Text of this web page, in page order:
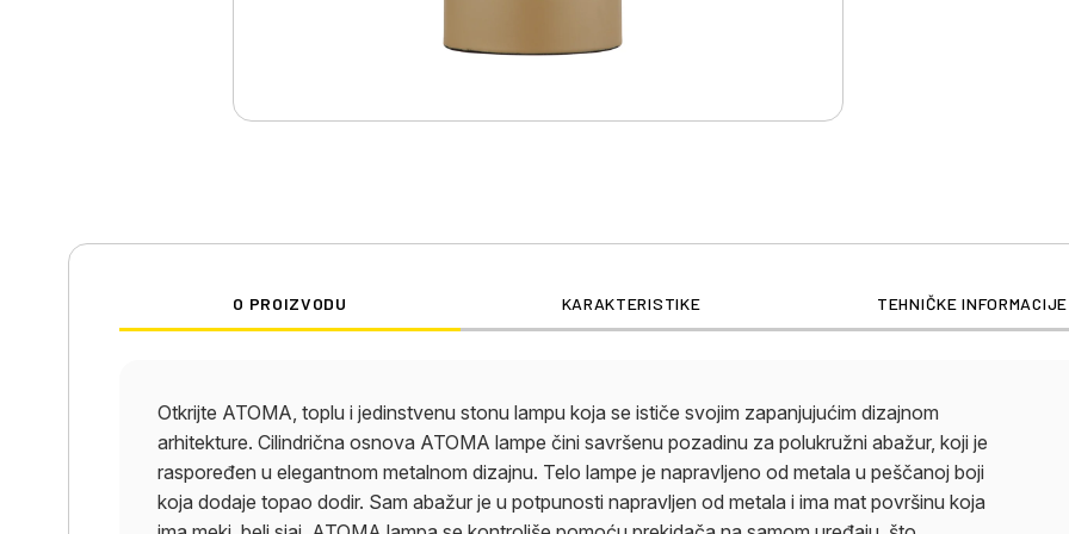
O PROIZVODU KARAKTERISTIKE TEHNIČKE INFORMACIJE
Otkrijte ATOMA, toplu i jedinstvenu stonu lampu koja se ističe svojim zapanjujućim dizajnom
arhitekture. Cilindrična osnova ATOMA lampe čini savršenu pozadinu za polukružni abažur, koji je
raspoređen u elegantnom metalnom dizajnu. Telo lampe je napravljeno od metala u peščanoj boji
koja dodaje topao dodir. Sam abažur je u potpunosti napravljen od metala i ima mat površinu koja